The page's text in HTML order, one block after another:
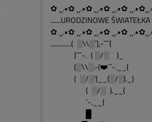
✿ ¸¸.•✿ ¸¸.•✿ ¸¸.•✿ ¸¸.•✿
.......URODZINOWE ŚWIATEŁKA
✿ ¸¸.•✿ ¸¸.•✿ ¸¸.•✿ ¸¸.•✿
..............( ░\\░´),-´¯¯(
)¯¯`-. ( ░/░ )_
(░\\░.-(❤️`´-.__(
( ░/░’(__(░/░)._)
( ░/░ ).__(
`-.__(